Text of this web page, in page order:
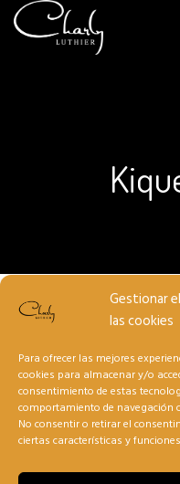
Gestionar
las cookies
Para ofrecer las mejores
cookies para almacenar y/o
consentimiento de estas
comportamiento de navegación
No consentir o retirar el
ciertas características y